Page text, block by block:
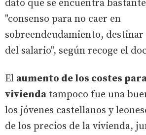
dato que se encuentra
"consenso para no caer en
sobreendeudamiento, destinar
del salario", según recoge el
El aumento de los costes
vivienda tampoco fue una
los jóvenes castellanos y
de los precios de la vivienda,